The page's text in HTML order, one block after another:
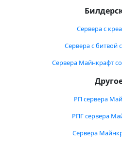
Сервера с
Сервера с битвой
Сервера Майнкрафт
РП сервера
РПГ сервера
Сервера